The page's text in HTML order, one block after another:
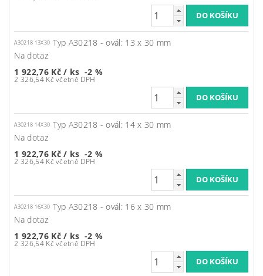
A30218 13X30 Typ A30218 - ovál: 13 x 30 mm
Na dotaz
1 922,76 Kč/ ks
2 326,54 Kč včetně DPH
-2 %
A30218 14X30 Typ A30218 - ovál: 14 x 30 mm
Na dotaz
1 922,76 Kč/ ks
2 326,54 Kč včetně DPH
-2 %
A30218 16X30 Typ A30218 - ovál: 16 x 30 mm
Na dotaz
1 922,76 Kč/ ks
2 326,54 Kč včetně DPH
-2 %